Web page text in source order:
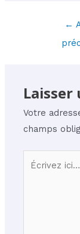
←
Votre
champs
Écrivez